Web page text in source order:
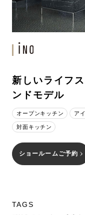
新しいライフ
ンドモデル
オープンキッチン ア
対面キッチン
ショールームご予約
TAGS